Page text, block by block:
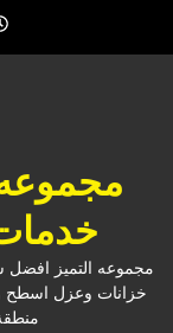
content
مجموعه التميز
خزانات وعزل اسطح